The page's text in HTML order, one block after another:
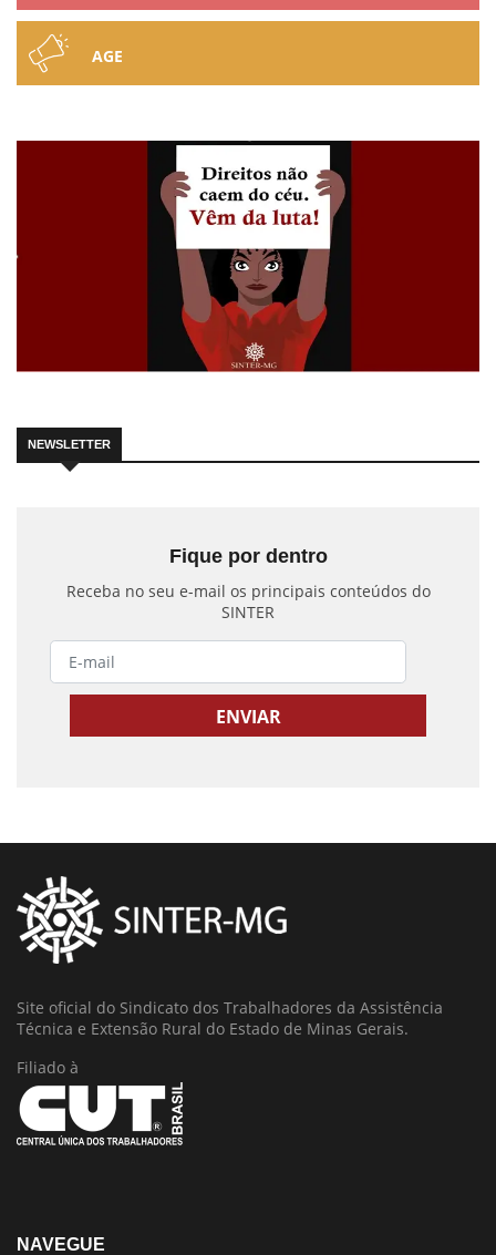
AGE
NEWSLETTER
Fique por dentro
Receba no seu e-mail os principais conteúdos do
SINTER
Site oficial do Sindicato dos Trabalhadores da Assistência
Técnica e Extensão Rural do Estado de Minas Gerais.
Filiado à
NAVEGUE